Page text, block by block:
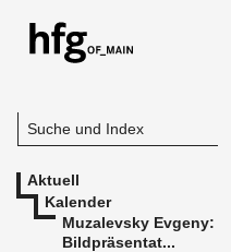
Suche und Index
Aktuell
Kalender
Muzalevsky Evgeny:
Bildpräsentat...